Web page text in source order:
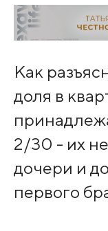
Как
доля в
2/30 - их
дочери и
первого